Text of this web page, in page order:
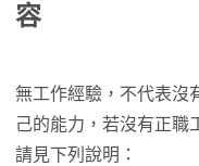
容
無工作經驗，不代表沒
己的能力，若沒有正職
請見下列說明：